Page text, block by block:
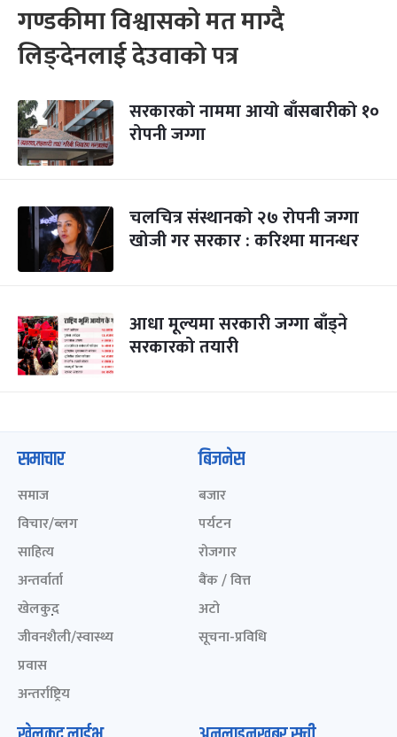
गण्डकीमा विश्वासको मत माग्दै
लिङ्देनलाई देउवाको पत्र
सरकारको नाममा आयो बाँसबारीको १०
रोपनी जग्गा
चलचित्र संस्थानको २७ रोपनी जग्गा
खोजी गर सरकार : करिश्मा मानन्धर
आधा मूल्यमा सरकारी जग्गा बाँड्ने
सरकारको तयारी
समाचार
समाज
विचार/ब्लग
साहित्य
अन्तर्वार्ता
खेलकुद़़
जीवनशैली/स्वास्थ्य
प्रवास
अन्तर्राष्ट्रिय
बिजनेस
बजार
पर्यटन
रोजगार
बैंक / वित्त
अटो
सूचना-प्रविधि